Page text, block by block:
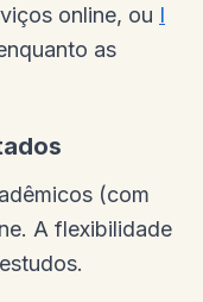
online, ou I
as
(com
A flexibilidade